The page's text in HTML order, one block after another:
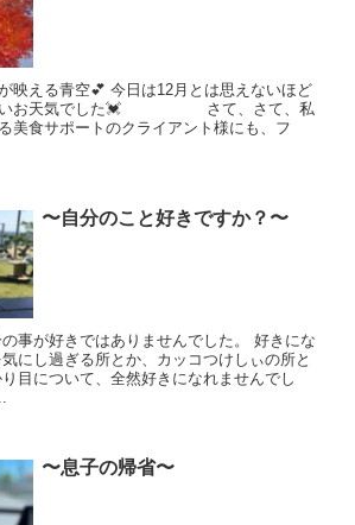
映える青空💕 今日は12月とは思えないほど
良いお天気でした💓 さて、さて、私
美食サポートのクライアント様にも、フ
〜自分のこと好きですか？〜
事が好きではありませんでした。 好きにな
にし過ぎる所とか、カッコつけしぃの所と
目について、全然好きになれませんでし
〜息子の帰省〜